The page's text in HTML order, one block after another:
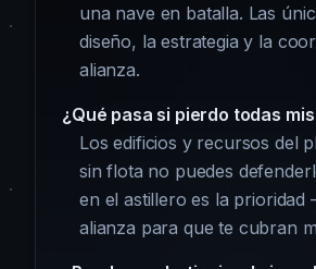
una nave en batalla. Las
diseño, la estrategia y la
alianza.
¿Qué pasa si pierdo todas
Los edificios y recursos del
sin flota no puedes
en el astillero es la
alianza para que te cubran